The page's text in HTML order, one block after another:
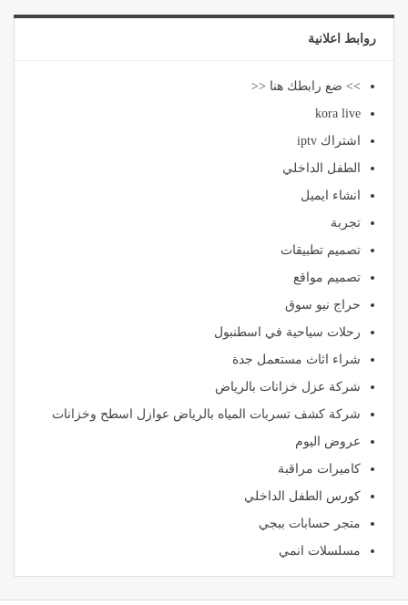
روابط اعلانية
>> ضع رابطك هنا <<
kora live
اشتراك iptv
الطفل الداخلي
انشاء ايميل
تجربة
تصميم تطبيقات
تصميم مواقع
حراج نيو سوق
رحلات سياحية في اسطنبول
شراء اثاث مستعمل جدة
شركة عزل خزانات بالرياض
شركة كشف تسربات المياه بالرياض عوازل اسطح وخزانات
عروض اليوم
كاميرات مراقبة
كورس الطفل الداخلي
متجر حسابات ببجي
مسلسلات انمي